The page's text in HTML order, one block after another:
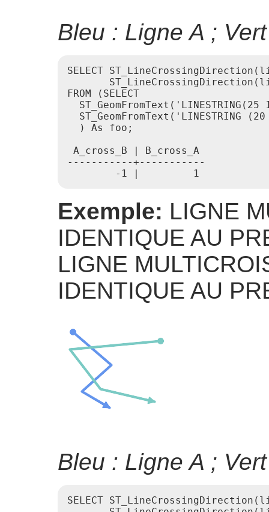
Bleu : Ligne A ;
SELECT
FROM (SELECT
ST_GeomFromText('LINESTRING(25
ST_GeomFromText('LINESTRING
  ) As foo;
A_cross_B | B_cross_A
-----------+-----------
Exemple: LIGNE
IDENTIQUE AU
LIGNE
IDENTIQUE AU
Bleu : Ligne A ;
SELECT